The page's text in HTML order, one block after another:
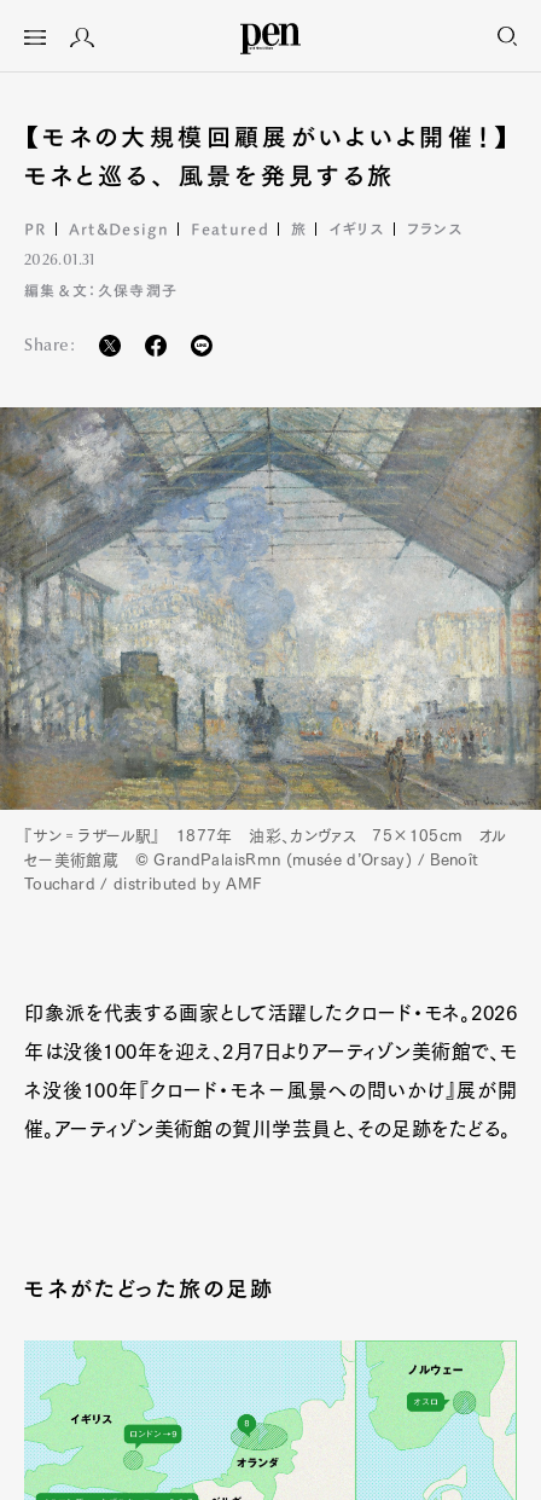
【モネの大規模回顧展がいよいよ開催！】
モネと巡る、 風景を発見する旅
PR Art&Design Featured 旅 イギリス フランス
2026.01.31
編集＆文：久保寺潤子
Share:
『サン゠ラザール駅』 1877年 油彩、カンヴァス 75×105cm︎ オル
セー美術館蔵 © GrandPalaisRmn (musée d’Orsay) / Benoît
Touchard / distributed by AMF
印象派を代表する画家として活躍したクロード・モネ。2026
年は没後100年を迎え、2月7日よりアーティゾン美術館で、モ
ネ没後100年『クロード・モネ−風景への問いかけ』展が開
催。アーティゾン美術館の賀川学芸員と、その足跡をたどる。
モネがたどった旅の足跡